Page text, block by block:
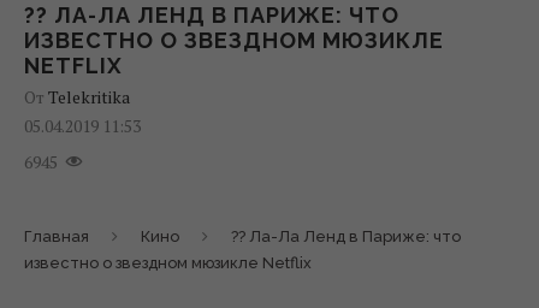
?? ЛА-ЛА ЛЕНД В ПАРИЖЕ: ЧТО
ИЗВЕСТНО О ЗВЕЗДНОМ МЮЗИКЛЕ
NETFLIX
От Telekritika
05.04.2019 11:53
6945
Главная Кино
?? Ла-Ла Ленд в Париже: что
известно о звездном мюзикле Netflix